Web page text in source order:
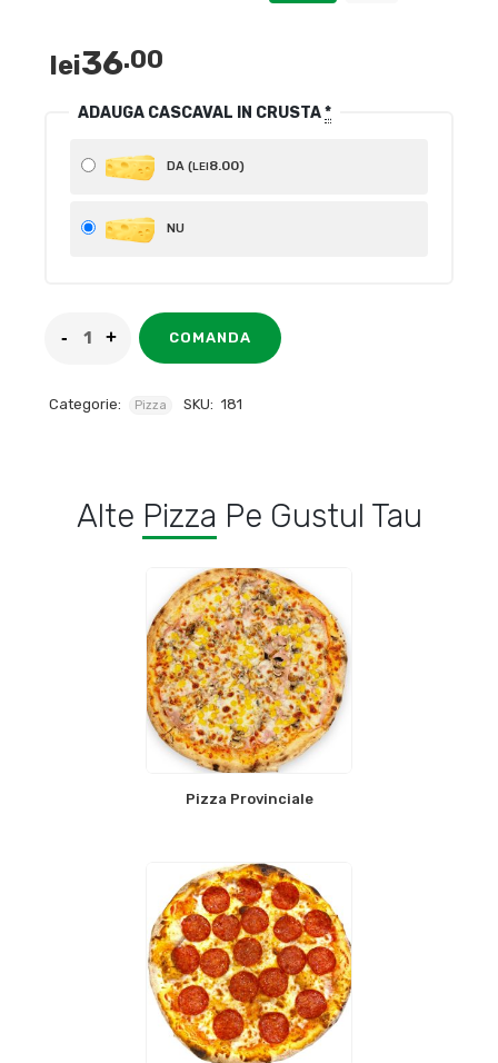
lei36.00
ADAUGA CASCAVAL IN CRUSTA*
DA (LEI8 .00)
NU
COMANDA
Categorie: Pizza SKU: 181
Alte Pizza Pe Gustul Tau
Pizza Provinciale